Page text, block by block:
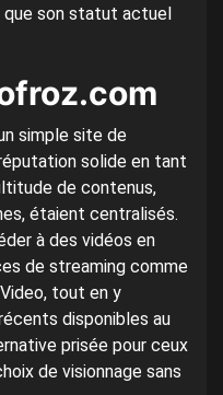
que son statut actuel
simple site de
solide en tant
de contenus,
étaient centralisés.
à des vidéos en
de streaming comme
tout en y
disponibles au
prisée pour ceux
de visionnage sans